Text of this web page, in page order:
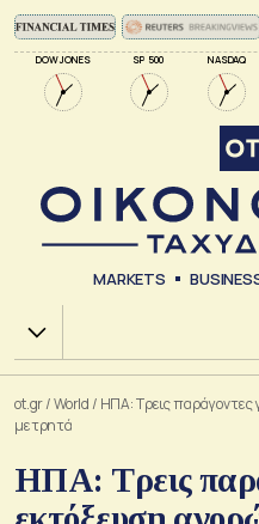
DOW JONES SP 500 NASDAQ
MARKETS
Χ.Α.
ot.gr/World / ΗΠΑ: Τρεις παράγοντες
μετρητά
ΗΠΑ: Τρεις